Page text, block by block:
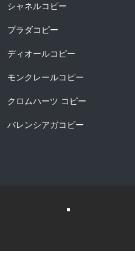
シャネルコピー
プラダコピー
ディオールコピー
モンクレールコピー
クロムハーツ コピー
バレンシアガコピー